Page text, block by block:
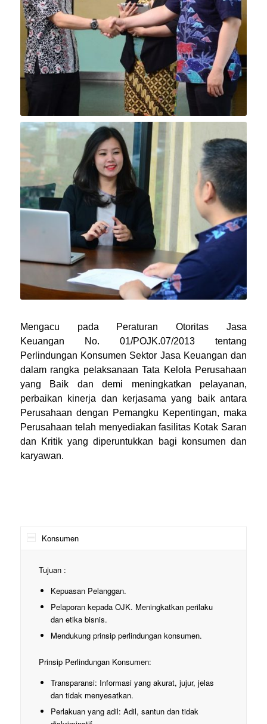
Mengacu pada Peraturan Otoritas Jasa
Keuangan No. 01/POJK.07/2013 tentang
Perlindungan Konsumen Sektor Jasa Keuangan dan
dalam rangka pelaksanaan Tata Kelola Perusahaan
yang Baik dan demi meningkatkan pelayanan,
perbaikan kinerja dan kerjasama yang baik antara
Perusahaan dengan Pemangku Kepentingan, maka
Perusahaan telah menyediakan fasilitas Kotak Saran
dan Kritik yang diperuntukkan bagi konsumen dan
karyawan.
Konsumen
Tujuan :
Kepuasan Pelanggan.
Pelaporan kepada OJK. Meningkatkan perilaku
dan etika bisnis.
Mendukung prinsip perlindungan konsumen.
Prinsip Perlindungan Konsumen:
Transparansi: Informasi yang akurat, jujur, jelas
dan tidak menyesatkan.
Perlakuan yang adil: Adil, santun dan tidak